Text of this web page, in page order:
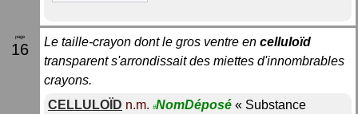
16 Le taille-crayon dont le gros ventre en celluloïd
transparent s'arrondissait des miettes d'innombrables
crayons.
CELLULOÏD n.m. #NomDéposé « Substance